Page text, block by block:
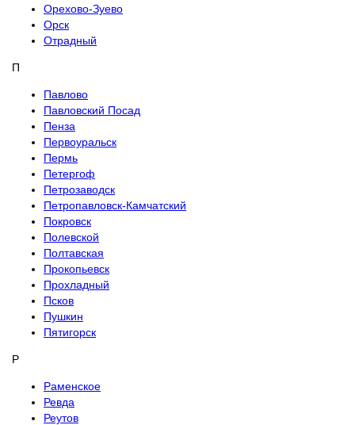
Орехово-Зуево
Орск
Отрадный
П
Павлово
Павловский Посад
Пенза
Первоуральск
Пермь
Петергоф
Петрозаводск
Петропавловск-Камчатский
Покровск
Полевской
Полтавская
Прокопьевск
Прохладный
Псков
Пушкин
Пятигорск
Р
Раменское
Ревда
Реутов